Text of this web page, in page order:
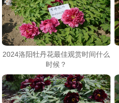
2024洛阳牡丹花最佳观赏时间什么
时候？